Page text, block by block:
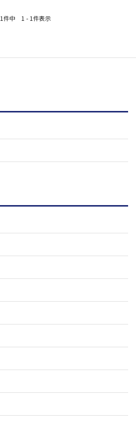
1件中 1 - 1件表示